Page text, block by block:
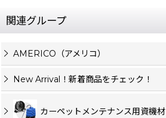
関連グループ
AMERICO（アメリコ）
New Arrival！新着商品をチェック！
カーペットメンテナンス用資機材